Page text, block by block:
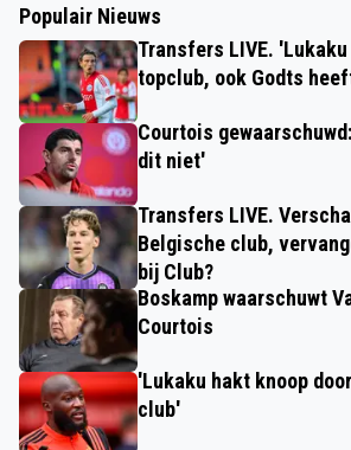
Populair Nieuws
Transfers LIVE.
topclub, ook Godts
Courtois
dit niet'
Transfers LIVE.
Belgische club,
bij Club?
Boskamp waarschuwt
Courtois
'Lukaku hakt knoop
club'